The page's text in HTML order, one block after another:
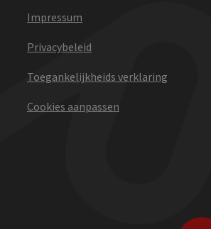
Impressum
Privacybeleid
Toegankelijkheids verklaring
Cookies aanpassen